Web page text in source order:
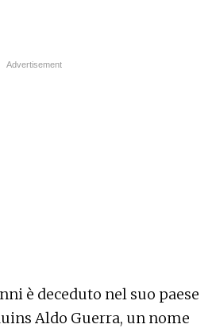
è deceduto nel suo paese
Aldo Guerra, un nome